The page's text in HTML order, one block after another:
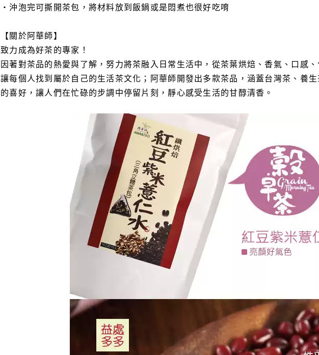
・沖泡完可撕開茶包，將材料放到飯鍋或是悶煮也很好吃唷
【關於阿華師】
致力成為好茶的專家！
因著對茶品的熱愛與了解，努力將茶融入日常生活中，從茶葉烘焙、香氣、口感
讓每個人找到屬於自己的生活茶文化；阿華師開發出多款茶品，涵蓋台灣茶、養
的喜好，讓人們在忙碌的步調中停留片刻，靜心感受生活的甘醇清香。